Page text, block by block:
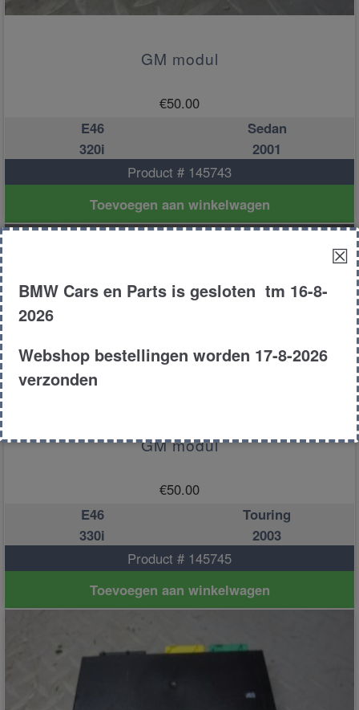
GM modul
€50.00
E46
Sedan
320i
2001
Product # 145743
Toevoegen aan winkelwagen
GM modul
€50.00
E46
Touring
330i
2003
Product # 145745
Toevoegen aan winkelwagen
☒
BMW Cars en Parts is gesloten tm 16-8-
2026
Webshop bestellingen worden 17-8-2026
verzonden